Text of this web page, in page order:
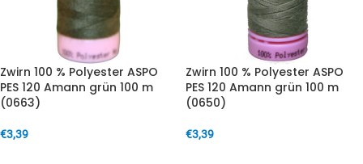
Zwirn 100 % Polyester ASPO
PES 120 Amann grün 100 m
(0663)
€3,39
Zwirn 100 % Polyester ASPO
PES 120 Amann grün 100 m
(0650)
€3,39